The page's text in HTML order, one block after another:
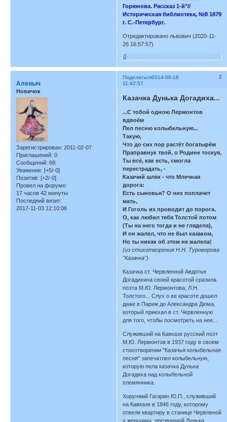
Горюнова. Рассказ 1-й"//
Историческая библиотека, №8 1879
г. С.-Петербург.
Отредактировано львович (2020-11-
26 16:57:57)
0
Поделиться 2
2014-06-18
11:42:57
Аленыч
Новичок
Зарегистрирован: 2011-02-07
Приглашений: 0
Сообщений: 68
Уважение: [+5/-0]
Позитив: [+2/-0]
Провел на форуме:
17 часов 42 минуты
Последний визит:
2017-11-03 12:10:08
Казачка Дунька Догадиха...
...С тобой одною Лермонтов
вдвоём
Пел песню колыбельную...
Такую,
Что до сих пор растёт богатырём
Праправнук твой, о Родине тоскуя,
Ты всё, как есть, смогла
перестрадать, -
Казачий шлях - что Млечная
дорога:
Есть сыновья? О них поплачет
мать,
И Гоголь их проводит до порога.
О, как любил тебя Толстой потом
(Ты на него тогда и не глядела),
И он жалел, что не был казаком,
Но ты никак об этом не жалела!
(из стихотворения Н.Н. Туроверова
"Казачка")
Казачка ст. Червленной Авдотья
Догадихина своей красотой сразила
поэта М.Ю. Лермонтова, Л.Н.
Толстого... Слух о ее красоте дошел
даже в Париж до Александра Дюма,
который приехал в ст. Червленную
для того, чтобы посмотреть на нее...
Служивший на Кавказе русский поэт
М.Ю. Лермонтов в 1937 году в своем
стихотворении "Казачья колыбельная
песня" запечатлел колыбельную,
которую пела казачка Дунька
Догадиха над колыбельной
племянника.
Хорунжий Гагарин Ю.П., служивший
на Кавказе в 1846 году, которому
отвели квартиру в станице Червленой
у женщины, прозванной Дунька